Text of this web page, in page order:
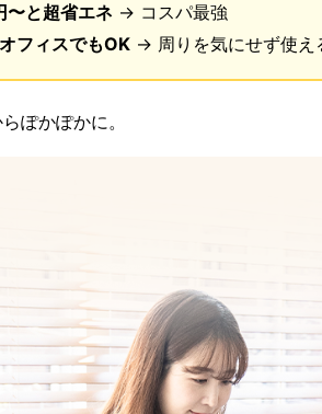
〜と超省エネ → コスパ最強
フィスでもOK → 周りを気にせず使え
ぽかぽかに。